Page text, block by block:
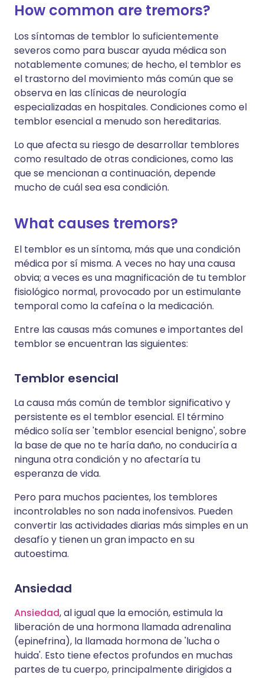
How common are tremors?
Los síntomas de temblor lo suficientemente
severos como para buscar ayuda médica son
notablemente comunes; de hecho, el temblor es
el trastorno del movimiento más común que se
observa en las clínicas de neurología
especializadas en hospitales. Condiciones como el
temblor esencial a menudo son hereditarias.
Lo que afecta su riesgo de desarrollar temblores
como resultado de otras condiciones, como las
que se mencionan a continuación, depende
mucho de cuál sea esa condición.
What causes tremors?
El temblor es un síntoma, más que una condición
médica por sí misma. A veces no hay una causa
obvia; a veces es una magnificación de tu temblor
fisiológico normal, provocado por un estimulante
temporal como la cafeína o la medicación.
Entre las causas más comunes e importantes del
temblor se encuentran las siguientes:
Temblor esencial
La causa más común de temblor significativo y
persistente es el temblor esencial. El término
médico solía ser 'temblor esencial benigno', sobre
la base de que no te haría daño, no conduciría a
ninguna otra condición y no afectaría tu
esperanza de vida.
Pero para muchos pacientes, los temblores
incontrolables no son nada inofensivos. Pueden
convertir las actividades diarias más simples en un
desafío y tienen un gran impacto en su
autoestima.
Ansiedad
Ansiedad, al igual que la emoción, estimula la
liberación de una hormona llamada adrenalina
(epinefrina), la llamada hormona de 'lucha o
huida'. Esto tiene efectos profundos en muchas
partes de tu cuerpo, principalmente dirigidos a